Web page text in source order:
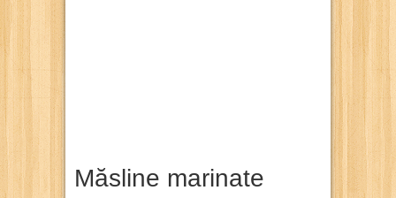
Măsline marinate